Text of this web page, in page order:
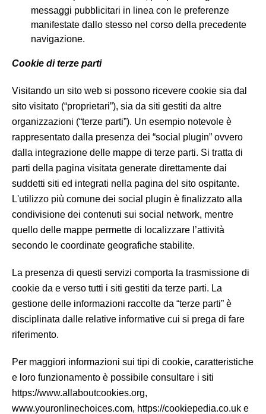
messaggi pubblicitari in linea con le preferenze
manifestate dallo stesso nel corso della precedente
navigazione.
Cookie di terze parti
Visitando un sito web si possono ricevere cookie sia dal
sito visitato (“proprietari”), sia da siti gestiti da altre
organizzazioni (“terze parti”). Un esempio notevole è
rappresentato dalla presenza dei “social plugin” ovvero
dalla integrazione delle mappe di terze parti. Si tratta di
parti della pagina visitata generate direttamente dai
suddetti siti ed integrati nella pagina del sito ospitante.
L'utilizzo più comune dei social plugin è finalizzato alla
condivisione dei contenuti sui social network, mentre
quello delle mappe permette di localizzare l’attività
secondo le coordinate geografiche stabilite.
La presenza di questi servizi comporta la trasmissione di
cookie da e verso tutti i siti gestiti da terze parti. La
gestione delle informazioni raccolte da “terze parti” è
disciplinata dalle relative informative cui si prega di fare
riferimento.
Per maggiori informazioni sui tipi di cookie, caratteristiche
e loro funzionamento è possibile consultare i siti
https://www.allaboutcookies.org,
www.youronlinechoices.com, https://cookiepedia.co.uk e